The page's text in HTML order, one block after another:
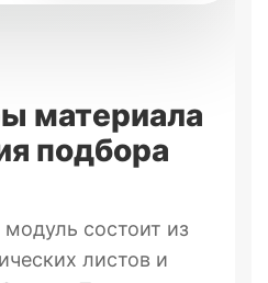
материала
подбора
состоит из
листов и